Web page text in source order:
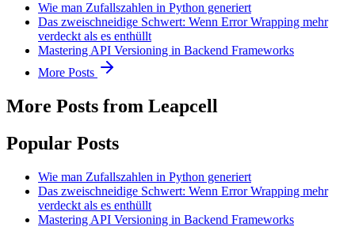
Wie man Zufallszahlen in Python generiert
Das zweischneidige Schwert: Wenn Error Wrapping mehr
verdeckt als es enthüllt
Mastering API Versioning in Backend Frameworks
More Posts
More Posts from Leapcell
Popular Posts
Wie man Zufallszahlen in Python generiert
Das zweischneidige Schwert: Wenn Error Wrapping mehr
verdeckt als es enthüllt
Mastering API Versioning in Backend Frameworks